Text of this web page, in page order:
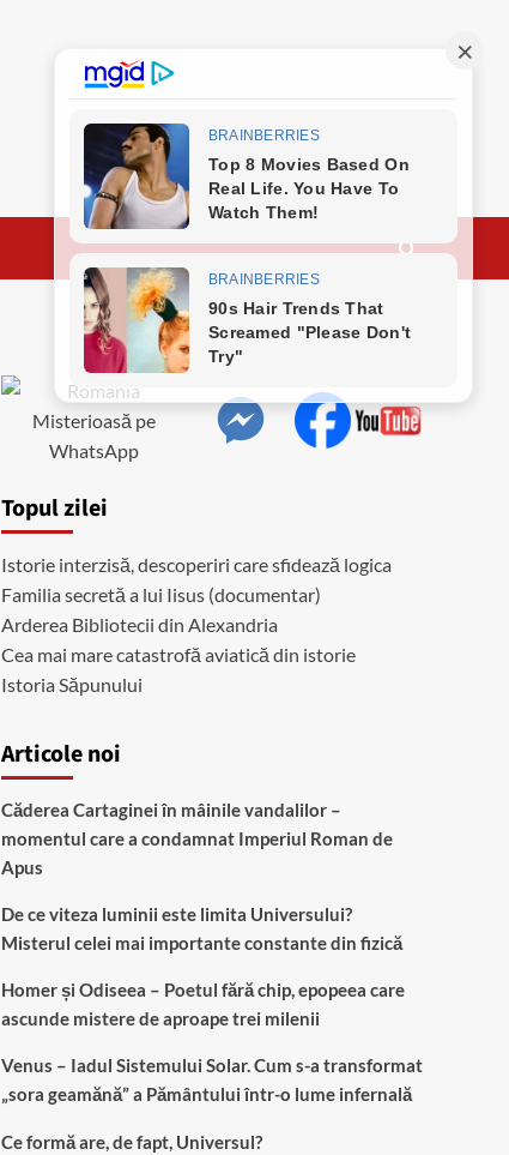
Topul zilei
Istorie interzisă, descoperiri care sfidează logica
Familia secretă a lui Iisus (documentar)
Arderea Bibliotecii din Alexandria
Cea mai mare catastrofă aviatică din istorie
Istoria Săpunului
Articole noi
Căderea Cartaginei în mâinile vandalilor –
momentul care a condamnat Imperiul Roman de
Apus
De ce viteza luminii este limita Universului?
Misterul celei mai importante constante din fizică
Homer și Odiseea – Poetul fără chip, epopeea care
ascunde mistere de aproape trei milenii
Venus – Iadul Sistemului Solar. Cum s-a transformat
„sora geamănă” a Pământului într-o lume infernală
Ce formă are, de fapt, Universul?